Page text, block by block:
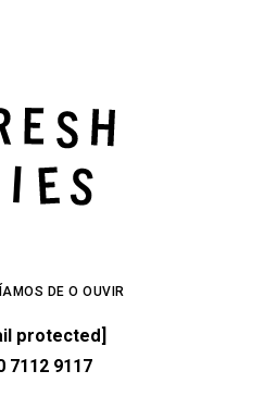
DE O OUVIR
protected]
7112 9117